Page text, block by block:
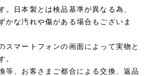
。日本製とは検品基準が異なる為、
な汚れや傷がある場合もございま
スマートフォンの画面によって実物と
。
等、お客さまご都合による交換、返品